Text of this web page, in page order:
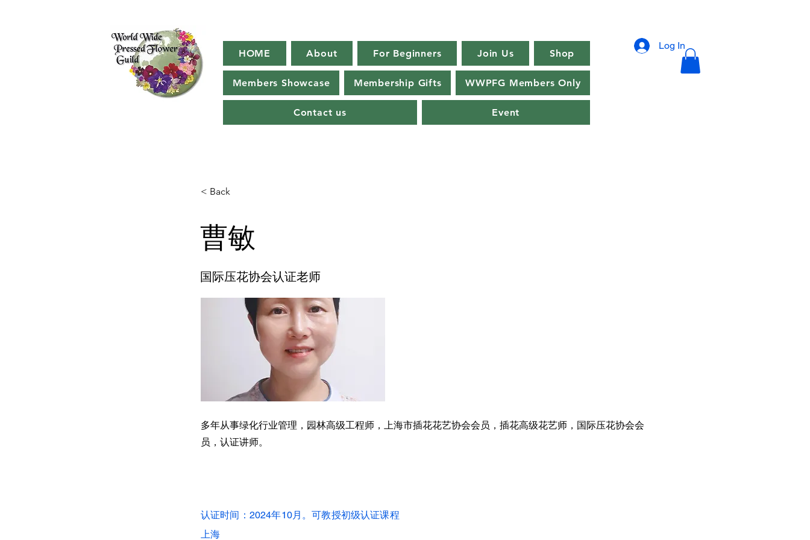
HOME About For Beginners Join Us Shop
Members Showcase Membership Gifts WWPFG Members Only
Contact us Event
Log In
< Back
曹敏
国际压花协会认证老师
多年从事绿化行业管理，园林高级工程师，上海市插花花艺协会会员，插花高级花艺师，国际压花协会会
员，认证讲师。
认证时间：2024年10月。可教授初级认证课程
上海